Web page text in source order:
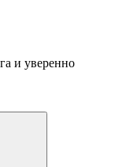
и уверенно